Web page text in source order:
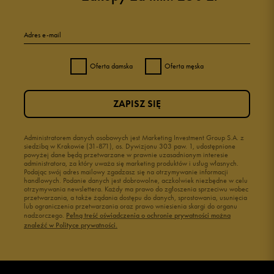
Adres e-mail
Oferta damska Oferta męska
Administratorem danych osobowych jest Marketing Investment Group S.A. z
siedzibą w Krakowie (31-871), os. Dywizjonu 303 paw. 1, udostępnione
powyżej dane będą przetwarzane w prawnie uzasadnionym interesie
administratora, za który uważa się marketing produktów i usług własnych.
Podając swój adres mailowy zgadzasz się na otrzymywanie informacji
handlowych. Podanie danych jest dobrowolne, aczkolwiek niezbędne w celu
otrzymywania newslettera. Każdy ma prawo do zgłoszenia sprzeciwu wobec
przetwarzania, a także żądania dostępu do danych, sprostowania, usunięcia
lub ograniczenia przetwarzania oraz prawo wniesienia skargi do organu
nadzorczego. Pełną treść oświadczenia o ochronie prywatności można
znaleźć w Polityce prywatności.
ZAPISZ SIĘ